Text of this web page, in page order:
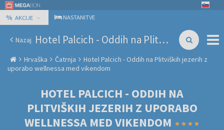
% AKCIJE NASTANITVE
Nazaj Hotel Palcich - Oddih na Plitviških jezerih z uporabo wellnessa med vikendom
Hrvaška Čatrnja
Hotel Palcich - Oddih na Plitviških jezerih z
uporabo wellnessa med vikendom
HOTEL PALCICH - ODDIH NA
PLITVIŠKIH JEZERIH Z UPORABO
WELLNESSA MED VIKENDOM